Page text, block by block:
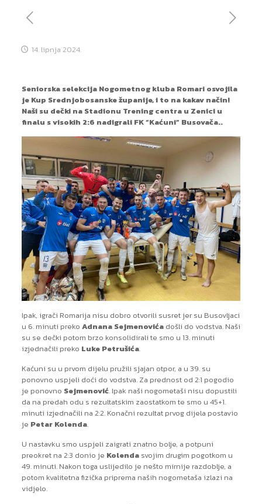
14. lipnja 2024.
Seniorska selekcija Nogometnog kluba Romari osvojila
je Kup Srednjobosanske županije, i to na kakav način!
Naši su dečki na Stadionu Trening centra u Zenici u
finalu s visokih 2:6 nadigrali FK “Kaćuni” Busovača..
Ipak, igrači Romarija nisu dobro otvorili susret jer su Busovljaci
u 6. minuti preko Adnana Sejmenovićadošli do vodstva. Naši
su se dečki potom brzo konsolidirali te smo u 13. minuti
izjednačili preko Luke Petrušića.
Kaćuni su u prvom dijelu pružili sjajan otpor, a u 39. su
ponovno uspjeli doći do vodstva. Za prednost od 2:1 pogodio
je ponovno Sejmenović. Ipak naši nogometaši nisu dopustili
da na predah odu s rezultatskim zaostatkom te smo u 45+1.
minuti izjednačili na 2:2. Konačni rezultat prvog dijela postavio
je Petar Kolenda.
U nastavku smo uspjeli zaigrati znatno bolje, a potpuni
preokret na 2:3 donio je Kolendasvojim drugim pogotkom u
49. minuti. Nakon toga uslijedilo je nešto mirnije razdoblje, a
potom kvalitetna fizička priprema naših nogometaša izlazi na
vidjelo.